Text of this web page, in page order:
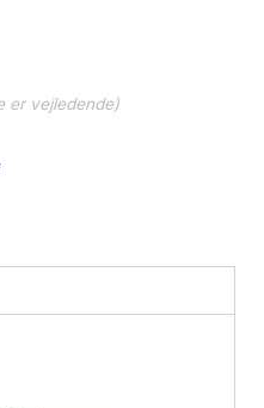
er vejledende)